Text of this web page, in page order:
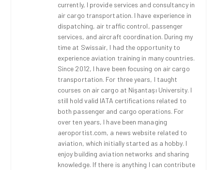
currently, I provide services and consultancy in
air cargo transportation. I have experience in
dispatching, air traffic control, passenger
services, and aircraft coordination. During my
time at Swissair, I had the opportunity to
experience aviation training in many countries.
Since 2012, I have been focusing on air cargo
transportation. For three years, I taught
courses on air cargo at Nişantaşı University. I
still hold valid IATA certifications related to
both passenger and cargo operations. For
over ten years, I have been managing
aeroportist.com, a news website related to
aviation, which initially started as a hobby. I
enjoy building aviation networks and sharing
knowledge. If there is anything I can contribute